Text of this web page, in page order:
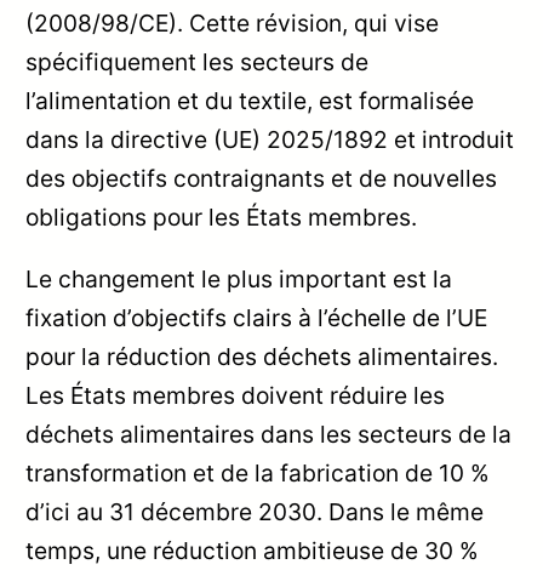
(2008/98/CE). Cette révision, qui vise
spécifiquement les secteurs de
l’alimentation et du textile, est formalisée
dans la directive (UE) 2025/1892 et introduit
des objectifs contraignants et de nouvelles
obligations pour les États membres.
Le changement le plus important est la
fixation d’objectifs clairs à l’échelle de l’UE
pour la réduction des déchets alimentaires.
Les États membres doivent réduire les
déchets alimentaires dans les secteurs de la
transformation et de la fabrication de 10 %
d’ici au 31 décembre 2030. Dans le même
temps, une réduction ambitieuse de 30 %